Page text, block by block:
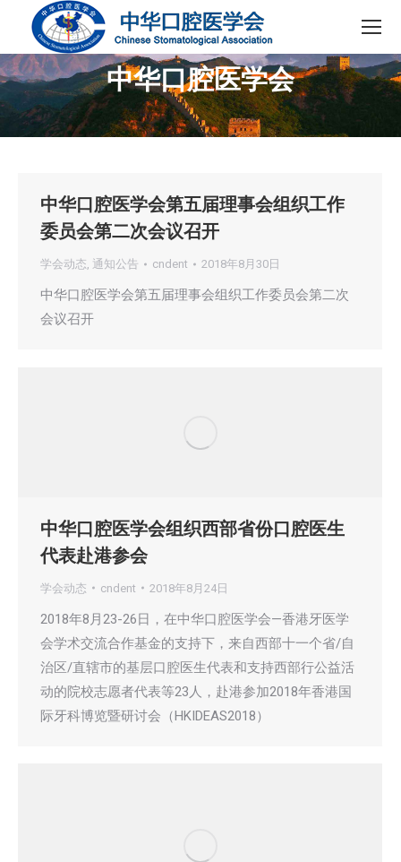
中华口腔医学会
您在这里：
中华口腔医学会第五届理事会组织工作
委员会第二次会议召开
学会动态, 通知公告 cndent 2018年8月30日
中华口腔医学会第五届理事会组织工作委员会第二次
会议召开
中华口腔医学会组织西部省份口腔医生
代表赴港参会
学会动态 cndent 2018年8月24日
2018年8月23-26日，在中华口腔医学会—香港牙医学
会学术交流合作基金的支持下，来自西部十一个省/自
治区/直辖市的基层口腔医生代表和支持西部行公益活
动的院校志愿者代表等23人，赴港参加2018年香港国
际牙科博览暨研讨会（HKIDEAS2018）